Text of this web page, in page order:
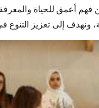
فهم أعمق للحياة
إلى تعزيز التنوع في